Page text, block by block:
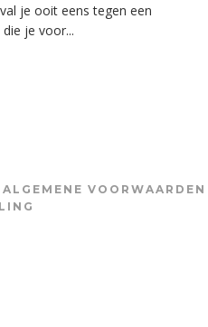
je ooit eens tegen een
die je voor...
ALGEMENE VOORWAARDEN